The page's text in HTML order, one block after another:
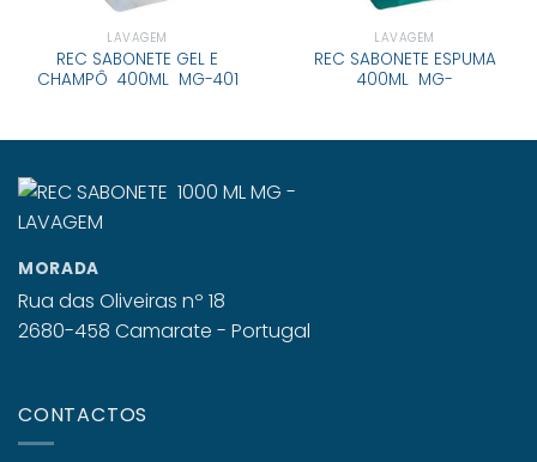
LAVAGEM
REC SABONETE GEL E
CHAMPÔ 400ML MG-401
LAVAGEM
REC SABONETE ESPUMA
400ML MG-
MORADA
Rua das Oliveiras nº 18
2680-458 Camarate - Portugal
CONTACTOS